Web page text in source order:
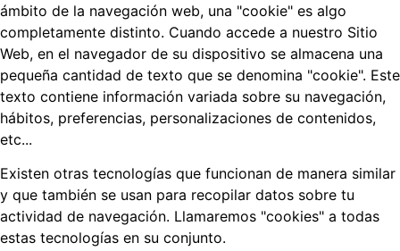
ámbito de la navegación web, una "cookie" es algo
completamente distinto. Cuando accede a nuestro Sitio
Web, en el navegador de su dispositivo se almacena una
pequeña cantidad de texto que se denomina "cookie". Este
texto contiene información variada sobre su navegación,
hábitos, preferencias, personalizaciones de contenidos,
etc...
Existen otras tecnologías que funcionan de manera similar
y que también se usan para recopilar datos sobre tu
actividad de navegación. Llamaremos "cookies" a todas
estas tecnologías en su conjunto.